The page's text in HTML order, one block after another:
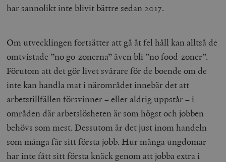
har sannolikt inte blivit bättre sedan 2017.
Om utvecklingen fortsätter att gå åt fel håll kan alltså de
omtvistade ”no go-zonerna” även bli ”no food-zoner”.
Förutom att det gör livet svårare för de boende om de
inte kan handla mat i närområdet innebär det att
arbetstillfällen försvinner – eller aldrig uppstår – i
områden där arbetslösheten är som högst och jobben
behövs som mest. Dessutom är det just inom handeln
som många får sitt första jobb. Hur många ungdomar
har inte fått sitt första knäck genom att jobba extra i